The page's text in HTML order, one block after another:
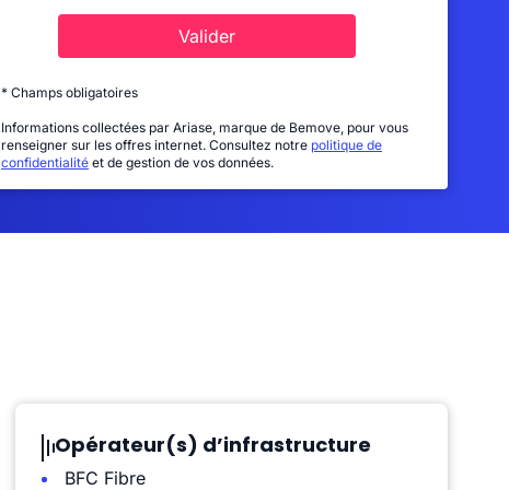
Valider
* Champs obligatoires
Informations collectées par Ariase, marque de Bemove, pour vous
renseigner sur les offres internet. Consultez notre politique de
confidentialité et de gestion de vos données.
Opérateur(s) d’infrastructure
BFC Fibre